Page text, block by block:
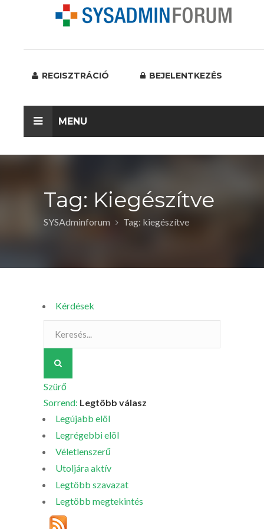
REGISZTRÁCIÓ BEJELENTKEZÉS
MENU
Tag: Kiegészítve
SYSAdminforum Tag: kiegészítve
Kérdések
Szürő
Sorrend: Legtöbb válasz
Legújabb elöl
Legrégebbi elöl
Véletlenszerű
Utoljára aktív
Legtöbb szavazat
Legtöbb megtekintés